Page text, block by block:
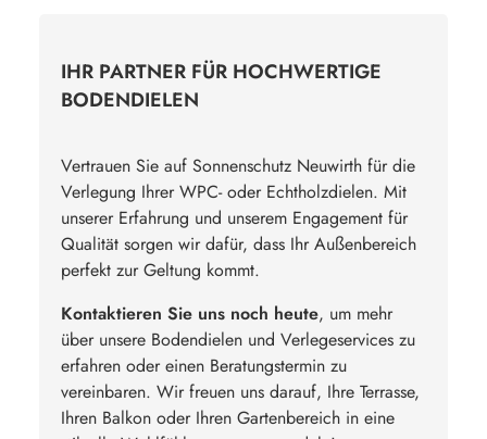
IHR PARTNER FÜR HOCHWERTIGE
BODENDIELEN
Vertrauen Sie auf Sonnenschutz Neuwirth für die
Verlegung Ihrer WPC- oder Echtholzdielen. Mit
unserer Erfahrung und unserem Engagement für
Qualität sorgen wir dafür, dass Ihr Außenbereich
perfekt zur Geltung kommt.
Kontaktieren Sie uns noch heute, um mehr
über unsere Bodendielen und Verlegeservices zu
erfahren oder einen Beratungstermin zu
vereinbaren. Wir freuen uns darauf, Ihre Terrasse,
Ihren Balkon oder Ihren Gartenbereich in eine